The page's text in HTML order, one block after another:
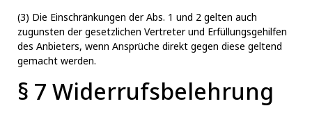
(3) Die Einschränkungen der Abs. 1 und 2 gelten auch
zugunsten der gesetzlichen Vertreter und Erfüllungsgehilfen
des Anbieters, wenn Ansprüche direkt gegen diese geltend
gemacht werden.
§ 7 Widerrufsbelehrung